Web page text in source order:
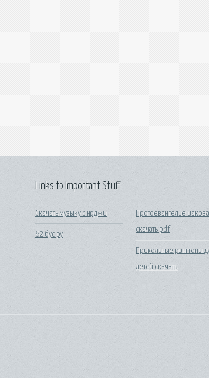
Links to Important Stuff
Скачать музыку с нрджи
62 бус ру
Протоевангелие иакова
скачать pdf
Прикольные рингтоны
детей скачать